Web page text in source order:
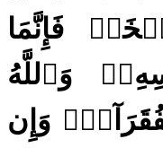
فَإِنَّمَا
وَٱللَّهُ
وَإِن